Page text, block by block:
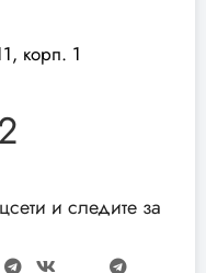
корп. 1
и следите за